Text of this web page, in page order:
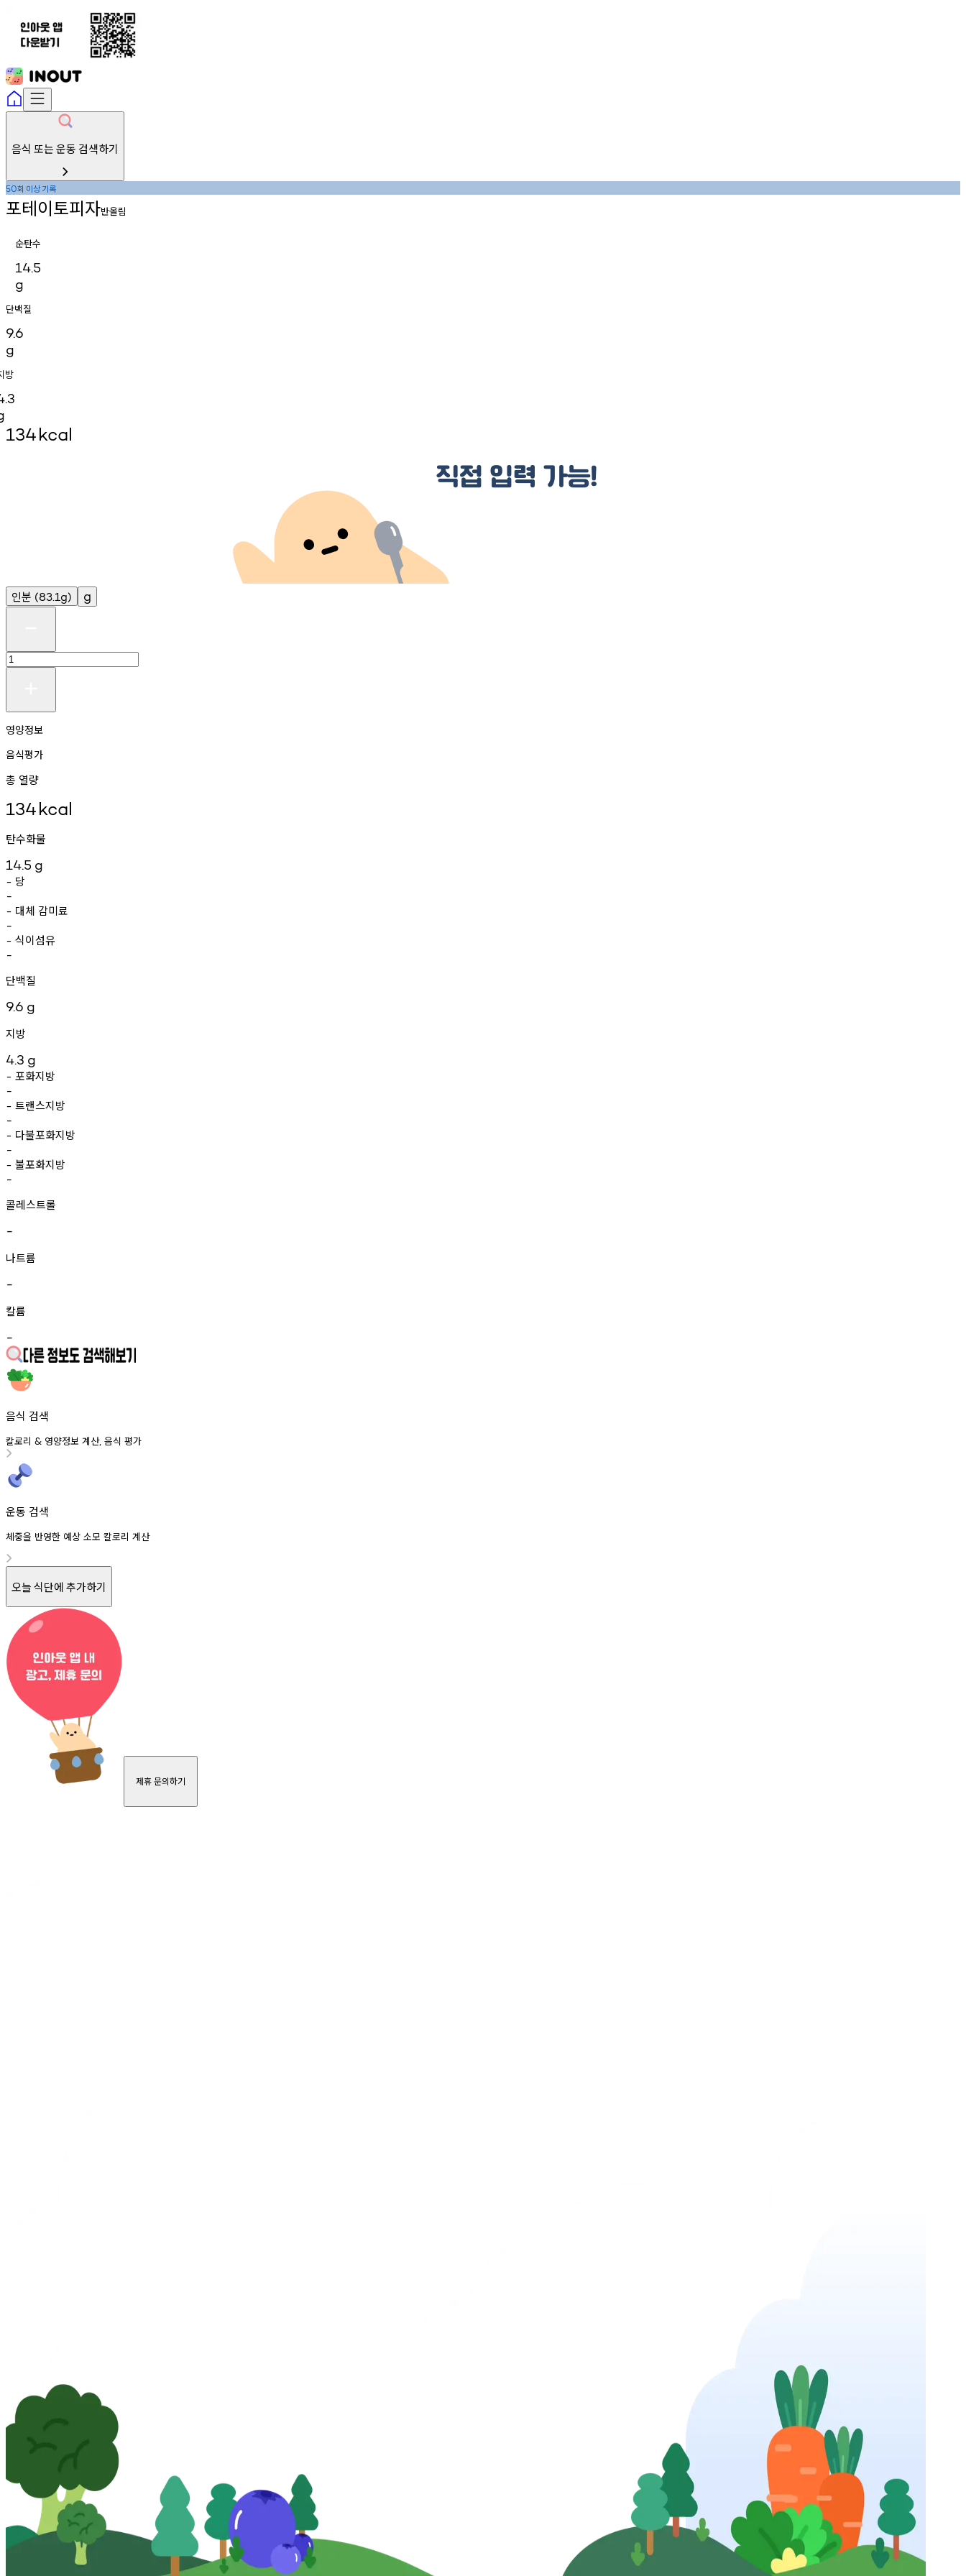
음식 또는 운동 검색하기
50회 이상기록
포테이토피자반올림
순탄수
14.5
g
단백질
9.6
g
방
134kcal
인분 (83.1g) g
영양정보
음식평가
총 열량
134kcal
탄수화물
14.5 g
- 당
-
- 대체 감미료
-
- 식이섬유
-
단백질
9.6 g
지방
4.3 g
- 포화지방
-
- 트랜스지방
-
- 다불포화지방
-
- 불포화지방
-
콜레스트롤
-
나트륨
-
칼륨
-
음식 검색
칼로리 & 영양정보 계산, 음식 평가
운동 검색
체중을 반영한 예상 소모 칼로리 계산
오늘 식단에 추가하기
제휴 문의하기